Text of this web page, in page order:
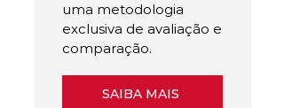
uma metodologia
exclusiva de avaliação e
comparação.
SAIBA MAIS